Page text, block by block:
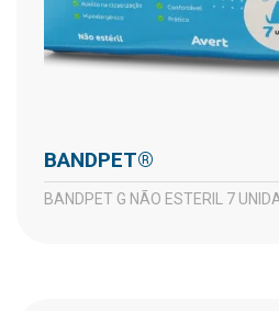
BANDPET®
BANDPET G NÃO ESTERIL 7